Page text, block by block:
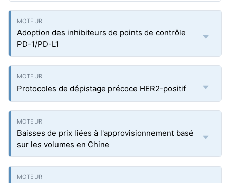
Adoption des inhibiteurs de points de contrôle
PD-1/PD-L1
Protocoles de dépistage précoce HER2-positif
Baisses de prix liées à l'approvisionnement basé
sur les volumes en Chine